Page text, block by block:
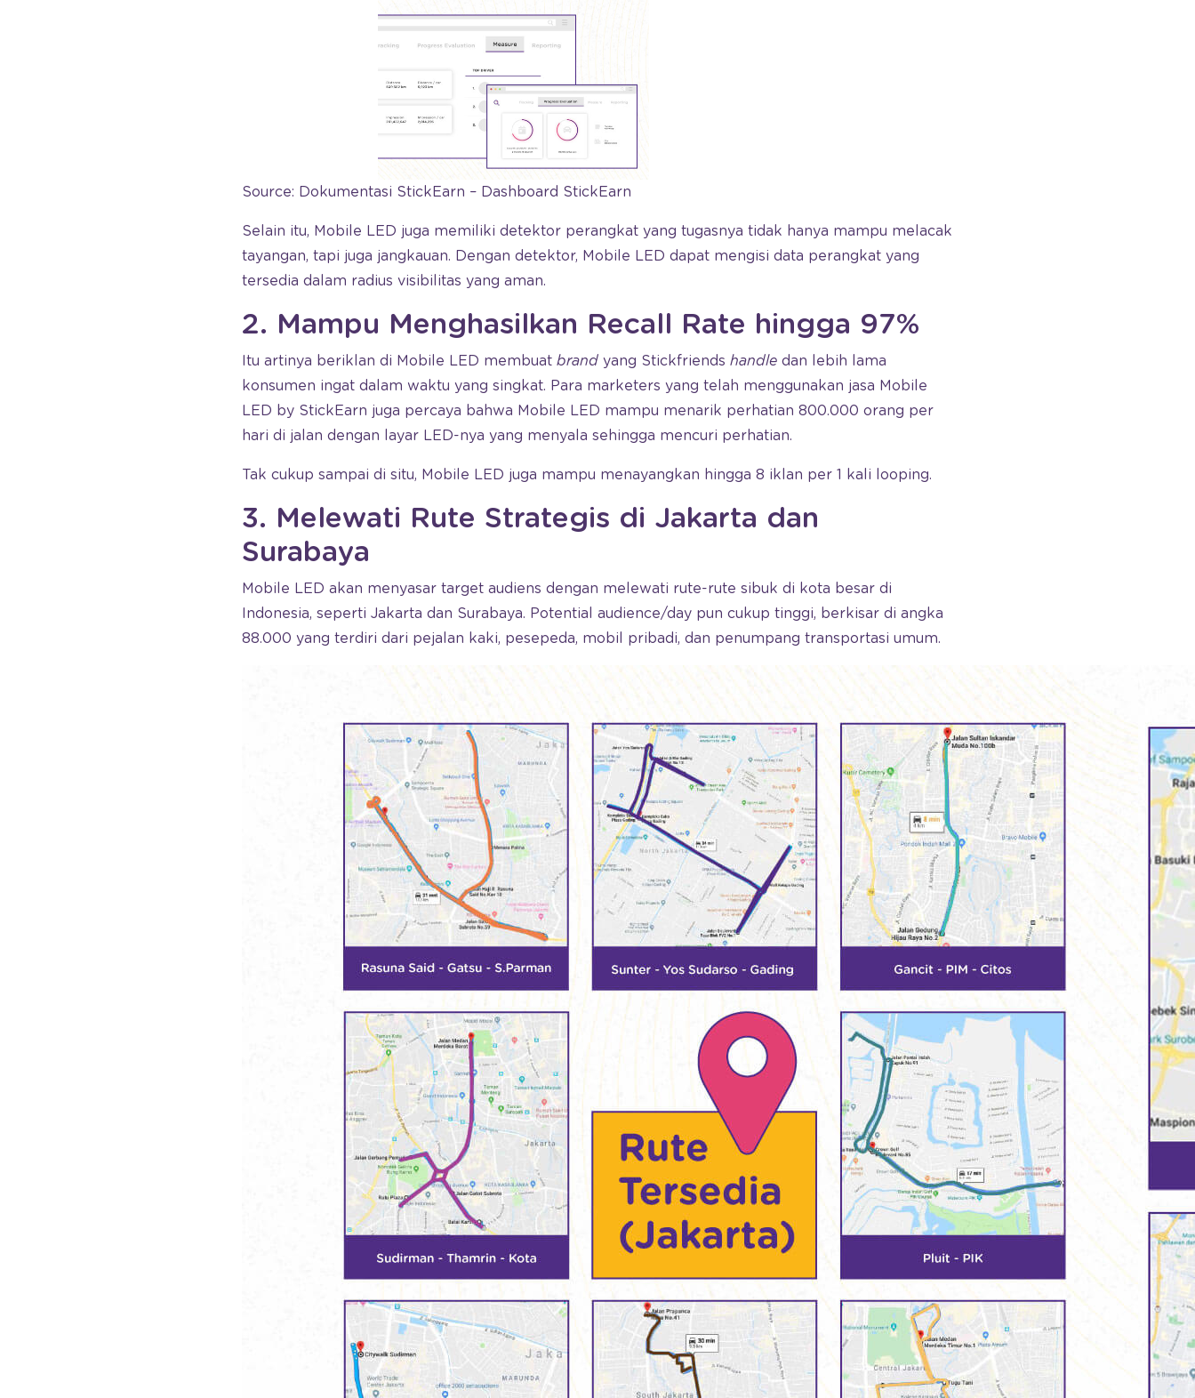
Source: Dokumentasi StickEarn – Dashboard StickEarn
Selain itu, Mobile LED juga memiliki detektor perangkat yang tugasnya tidak hanya mampu melacak
tayangan, tapi juga jangkauan. Dengan detektor, Mobile LED dapat mengisi data perangkat yang
tersedia dalam radius visibilitas yang aman.
2. Mampu Menghasilkan Recall Rate hingga 97%
Itu artinya beriklan di Mobile LED membuat brand yang Stickfriends handle dan lebih lama
konsumen ingat dalam waktu yang singkat. Para marketers yang telah menggunakan jasa Mobile
LED by StickEarn juga percaya bahwa Mobile LED mampu menarik perhatian 800.000 orang per
hari di jalan dengan layar LED-nya yang menyala sehingga mencuri perhatian.
Tak cukup sampai di situ, Mobile LED juga mampu menayangkan hingga 8 iklan per 1 kali looping.
3. Melewati Rute Strategis di Jakarta dan
Surabaya
Mobile LED akan menyasar target audiens dengan melewati rute-rute sibuk di kota besar di
Indonesia, seperti Jakarta dan Surabaya. Potential audience/day pun cukup tinggi, berkisar di angka
88.000 yang terdiri dari pejalan kaki, pesepeda, mobil pribadi, dan penumpang transportasi umum.